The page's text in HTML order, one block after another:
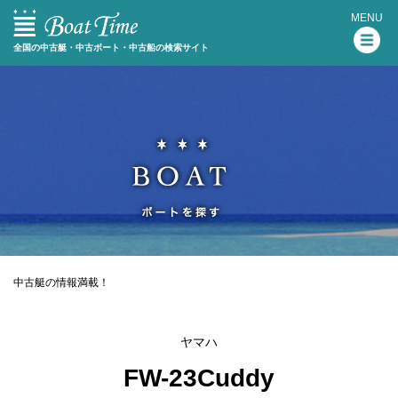
全国の中古艇・中古ボート・中古船の検索サイト
MENU
中古艇の情報満載！
ヤマハ
FW-23Cuddy